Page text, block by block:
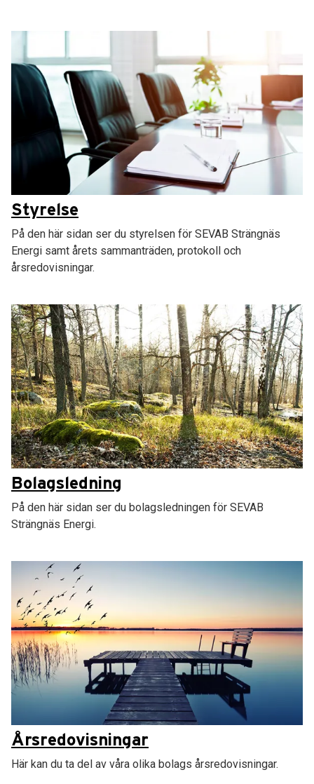
Styrelse
På den här sidan ser du styrelsen för SEVAB Strängnäs
Energi samt årets sammanträden, protokoll och
årsredovisningar.
Bolagsledning
På den här sidan ser du bolagsledningen för SEVAB
Strängnäs Energi.
Årsredovisningar
Här kan du ta del av våra olika bolags årsredovisningar.